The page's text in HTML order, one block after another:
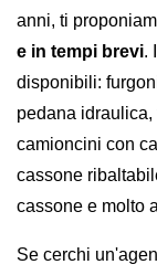
anni, ti
e in tempi brevi.
disponibili:
pedana
camioncini con
cassone
cassone e molto
Se cerchi